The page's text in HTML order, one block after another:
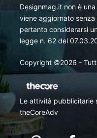
Designmag.it non è
viene aggiornato
pertanto considerarsi
legge n. 62 del
Copyright ©2026 -
Le attività pubblicitarie
theCoreAdv